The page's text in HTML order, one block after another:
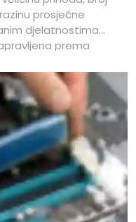
prosječne
djelatnostima
prema
a
NKD-u tvrtki.
kao pokazatelj
zaposlenih i
da visoka
subjekata može biti
ili projektne